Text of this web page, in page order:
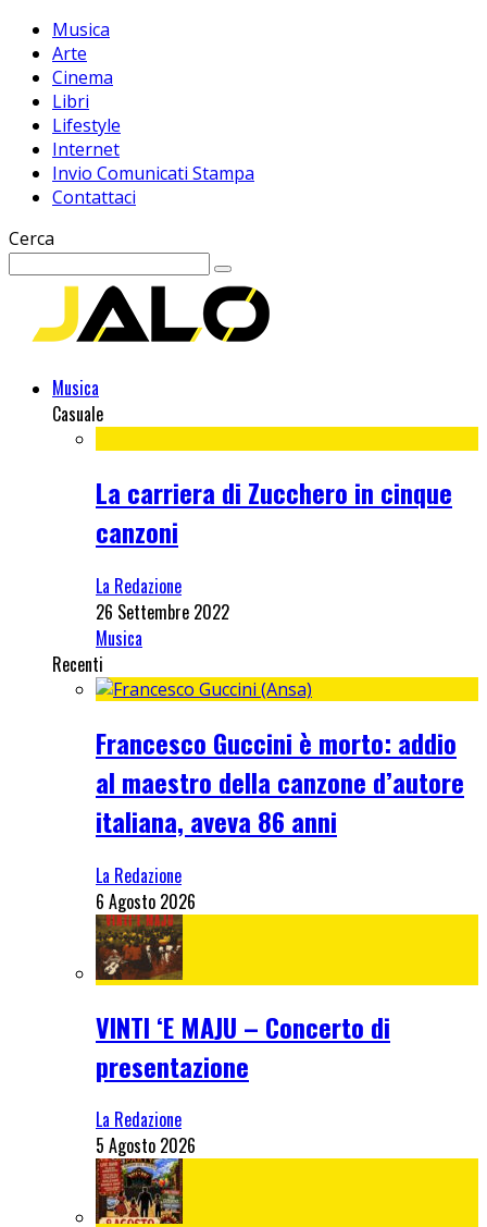
Musica
Arte
Cinema
Libri
Lifestyle
Internet
Invio Comunicati Stampa
Contattaci
Cerca
Musica
Casuale
La carriera di Zucchero in cinque
canzoni
La Redazione
26 Settembre 2022
Musica
Recenti
Francesco Guccini è morto: addio
al maestro della canzone d’autore
italiana, aveva 86 anni
La Redazione
6 Agosto 2026
VINTI ‘E MAJU – Concerto di
presentazione
La Redazione
5 Agosto 2026